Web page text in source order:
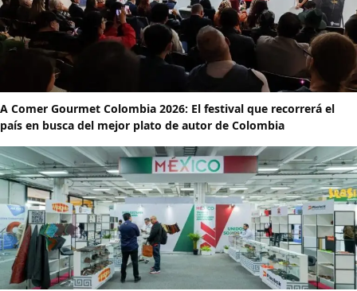
A Comer Gourmet Colombia 2026: El festival que recorrerá el
país en busca del mejor plato de autor de Colombia